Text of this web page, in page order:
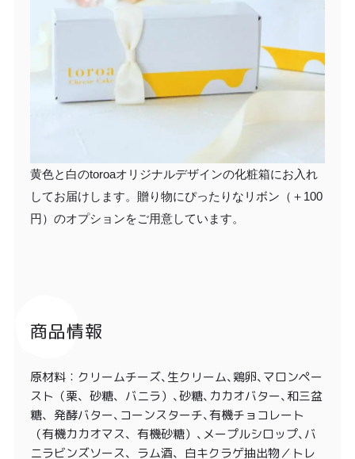
黄色と白のtoroaオリジナルデザインの化粧箱にお入れ
してお届けします。贈り物にぴったりなリボン（＋100
円）のオプションをご用意しています。
商品情報
原材料：クリームチーズ､生クリーム､鶏卵､マロンペー
スト（栗、砂糖、バニラ）､砂糖､カカオバター､和三盆
糖、発酵バター､コーンスターチ､有機チョコレート
（有機カカオマス、有機砂糖）､メープルシロップ､バ
ニラビンズソース、ラム酒、白キクラゲ抽出物／トレ